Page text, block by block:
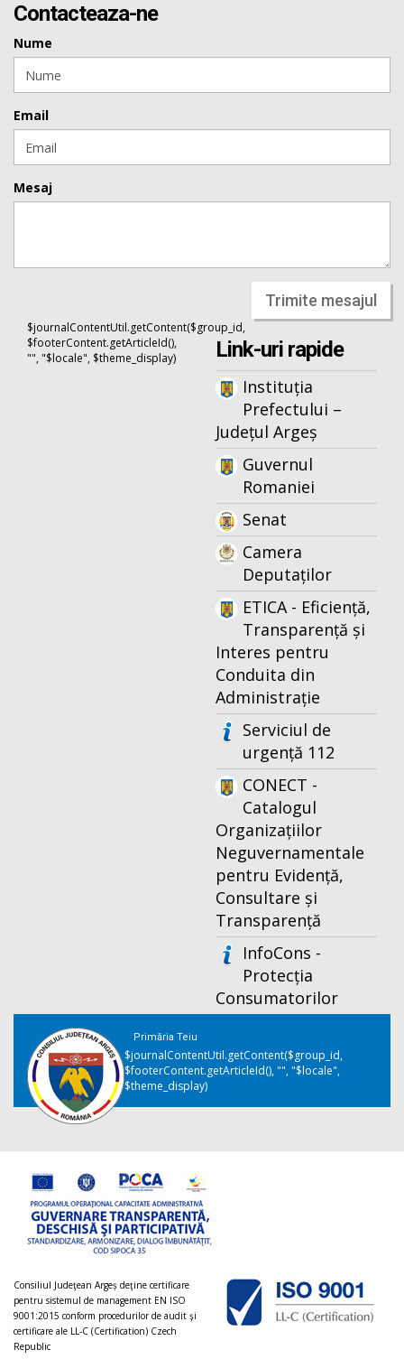
Contacteaza-ne
Nume
Email
Mesaj
Trimite mesajul
$journalContentUtil.getContent($group_id,
$footerContent.getArticleId(),
"", "$locale", $theme_display)
Link-uri rapide
Instituția
Prefectului –
Județul Argeș
Guvernul
Romaniei
Senat
Camera
Deputaților
ETICA - Eficiență,
Transparență și
Interes pentru
Conduita din
Administrație
Serviciul de
urgență 112
CONECT -
Catalogul
Organizațiilor
Neguvernamentale
pentru Evidență,
Consultare și
Transparență
InfoCons -
Protecția
Consumatorilor
Primăria Teiu
$journalContentUtil.getContent($group_id,
$footerContent.getArticleId(), "", "$locale",
$theme_display)
Consiliul Judeţean Argeș deţine certificare
pentru sistemul de management EN ISO
9001:2015 conform procedurilor de audit şi
certificare ale LL-C (Certification) Czech
Republic